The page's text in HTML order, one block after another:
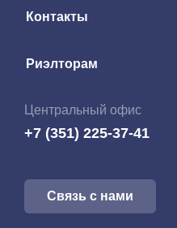
Контакты
Риэлторам
Центральный офис
+7 (351) 225-37-41
Связь с нами